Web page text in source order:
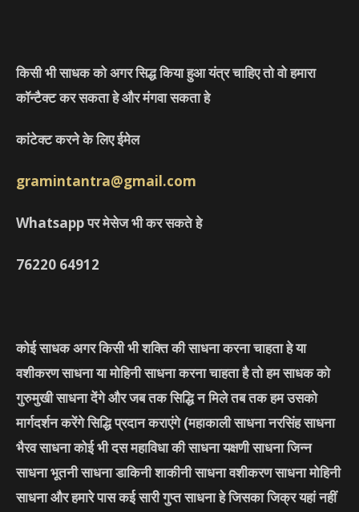
किसी भी साधक को अगर सिद्ध किया हुआ यंत्र चाहिए तो वो हमारा
कॉन्टैक्ट कर सकता हे और मंगवा सकता हे
कांटेक्ट करने के लिए ईमेल
gramintantra@gmail.com
Whatsapp पर मेसेज भी कर सकते हे
76220 64912
कोई साधक अगर किसी भी शक्ति की साधना करना चाहता हे या
वशीकरण साधना या मोहिनी साधना करना चाहता है तो हम साधक को
गुरुमुखी साधना देंगे और जब तक सिद्धि न मिले तब तक हम उसको
मार्गदर्शन करेंगे सिद्धि प्रदान कराएंगे (महाकाली साधना नरसिंह साधना
भैरव साधना कोई भी दस महाविधा की साधना यक्षणी साधना जिन्न
साधना भूतनी साधना डाकिनी शाकीनी साधना वशीकरण साधना मोहिनी
साधना और हमारे पास कई सारी गुप्त साधना हे जिसका जिक्र यहां नहीं